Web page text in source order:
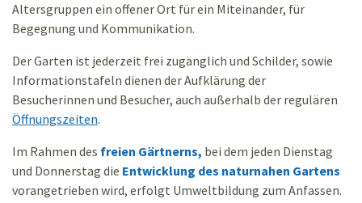
Altersgruppen ein offener Ort für ein Miteinander, für
Begegnung und Kommunikation.
Der Garten ist jederzeit frei zugänglich und Schilder, sowie
Informationstafeln dienen der Aufklärung der
Besucherinnen und Besucher, auch außerhalb der regulären
Öffnungszeiten.
Im Rahmen des freien Gärtnerns, bei dem jeden Dienstag
und Donnerstag die Entwicklung des naturnahen Gartens
vorangetrieben wird, erfolgt Umweltbildung zum Anfassen.